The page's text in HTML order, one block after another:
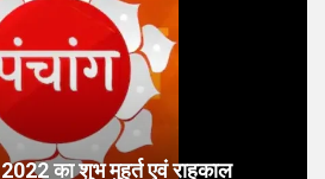
का शुभ मुहूर्त एवं राहुकाल